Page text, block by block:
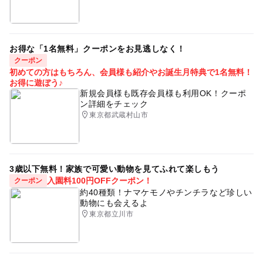
お得な「1名無料」クーポンをお見逃しなく！
クーポン
初めての方はもちろん、会員様も紹介やお誕生月特典で1名無料！
お得に遊ぼう♪
新規会員様も既存会員様も利用OK！クーポ
ン詳細をチェック
東京都武蔵村山市
3歳以下無料！家族で可愛い動物を見てふれて楽しもう
クーポン
入園料100円OFFクーポン！
約40種類！ナマケモノやチンチラなど珍しい
動物にも会えるよ
東京都立川市